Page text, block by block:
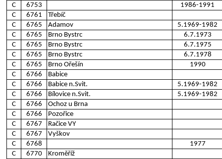
C
6753
1986-1991
C
6761
Třebíč
C
6765 Adamov
5.1969-1982
C
6765 Brno Bystrc
6.7.1973
C
6765 Brno Bystrc
6.7.1975
C
6765 Brno Bystrc
6.7.1978
C
6765 Brno Ořešín
1990
C
6766
Babice
C
6766 Babice n.Svit.
5.1969-1982
C
6766 Bílovice n.Svit.
5.1969-1982
C
6766
Ochoz u Brna
C
6766
Pozořice
C
6767
Račice VY
C
6767
Vyškov
C
6768
1977
C
6770
Kroměříž